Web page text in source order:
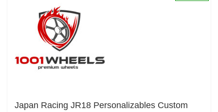
Japan Racing JR18 Personalizables Custom